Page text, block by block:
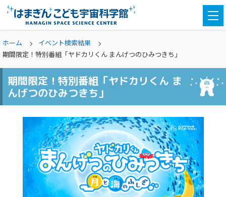
ホーム
イベント検索結果
期間限定！特別番組「ヤドカリくん まんげつのひみつきち」
期間限定！特別番組「ヤドカリくん ま
んげつのひみつきち」